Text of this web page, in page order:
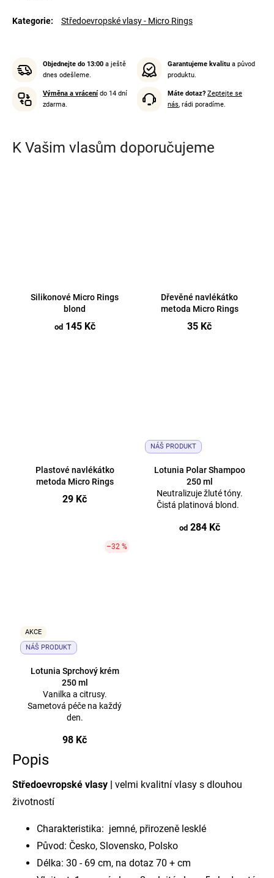
Kategorie: Středoevropské vlasy - Micro Rings
Objednejte do 13:00 a ještě
dnes odešleme.
Garantujeme kvalitu a původ
produktu.
Výměna a vrácenído 14 dní
zdarma.
Máte dotaz? Zeptejte se
nás, rádi poradíme.
K Vašim vlasům doporučujeme
Silikonové Micro Rings
blond
od145 Kč
Dřevěné navlékátko
metoda Micro Rings
35 Kč
Plastové navlékátko
metoda Micro Rings
29 Kč
NÁŠ PRODUKT
Lotunia Polar Shampoo
250 ml
Neutralizuje žluté tóny.
Čistá platinová blond.
od284 Kč
AKCE
NÁŠ PRODUKT
–32 %
Lotunia Sprchový krém
250 ml
Vanilka a citrusy.
Sametová péče na každý
den.
98 Kč
Popis
Středoevropské vlasy | velmi kvalitní vlasy s dlouhou
životností
Charakteristika: jemné, přirozeně lesklé
Původ: Česko, Slovensko, Polsko
Délka: 30 - 69 cm, na dotaz 70 + cm